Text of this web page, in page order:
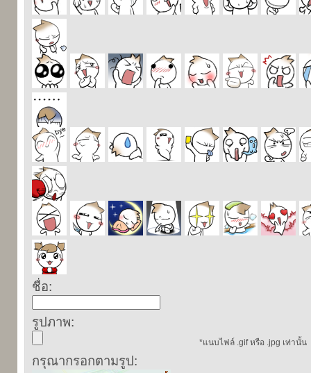
ชื่อ:
รูปภาพ:
*แนบไฟล์ .gif หรือ .jpg เท่านั้น
กรุณากรอกตามรูป: